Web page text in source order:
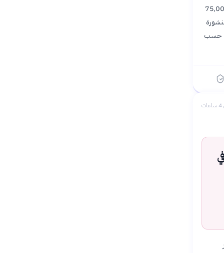
أحدهما لأفضل رواية مصرية والآخر لأفضل رواية عربية، بقيمة 75,000
المنشورة
حسب